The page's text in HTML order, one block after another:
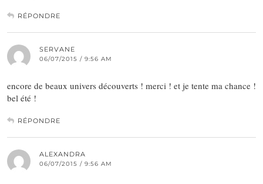
RÉPONDRE
SERVANE
06/07/2015 / 9:56 AM
encore de beaux univers découverts ! merci ! et je tente ma chance !
bel été !
RÉPONDRE
ALEXANDRA
06/07/2015 / 9:56 AM